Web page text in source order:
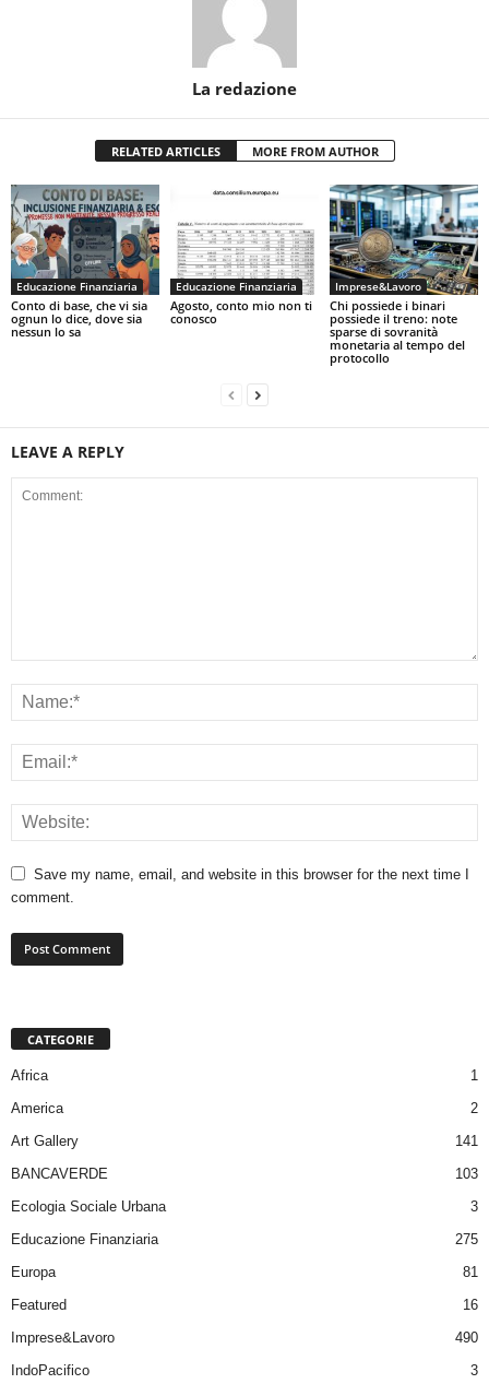
La redazione
RELATED ARTICLES MORE FROM AUTHOR
Educazione Finanziaria
Conto di base, che vi sia
ognun lo dice, dove sia
nessun lo sa
Educazione Finanziaria
Agosto, conto mio non ti
conosco
Imprese&Lavoro
Chi possiede i binari
possiede il treno: note
sparse di sovranità
monetaria al tempo del
protocollo
LEAVE A REPLY
Save my name, email, and website in this browser for the next time I
comment.
CATEGORIE
Africa
1
America
2
Art Gallery
141
BANCAVERDE
103
Ecologia Sociale Urbana
3
Educazione Finanziaria
275
Europa
81
Featured
16
Imprese&Lavoro
490
IndoPacifico
3